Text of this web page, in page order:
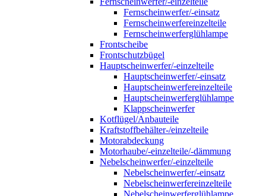
Fernscheinwerfer/-einsatz
Fernscheinwerfereinzelteile
Fernscheinwerferglühlampe
Frontscheibe
Frontschutzbügel
Hauptscheinwerfer/-einzelteile
Hauptscheinwerfer/-einsatz
Hauptscheinwerfereinzelteile
Hauptscheinwerferglühlampe
Klappscheinwerfer
Kotflügel/Anbauteile
Kraftstoffbehälter-/einzelteile
Motorabdeckung
Motorhaube/-einzelteile/-dämmung
Nebelscheinwerfer/-einzelteile
Nebelscheinwerfer/-einsatz
Nebelscheinwerfereinzelteile
Nebelscheinwerferglühlampe